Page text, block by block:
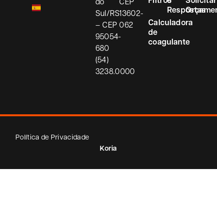
Sul/RS
– CEP
95054-
680
(54)
3238.0000
13602-
062
Calculadora
de
coagulante
Respostas
Política de Privacidade
Koria